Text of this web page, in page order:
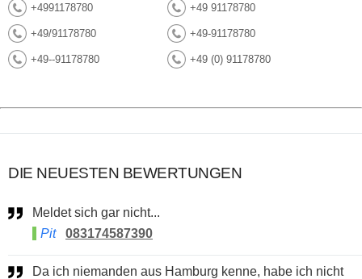
+4991178780 +49 91178780
+49/91178780 +49-91178780
+49--91178780 +49 (0) 91178780
DIE NEUESTEN BEWERTUNGEN
Meldet sich gar nicht...
Pit
083174587390
Da ich niemanden aus Hamburg kenne, habe ich nicht